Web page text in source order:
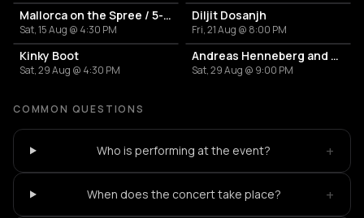
Mallorca on the Spree / 5-hour party boat tour
Sat, 15 Aug @ 4:30 PM
Diljit Dosanjh
Fri, 21 Aug @ 8:00 PM
Kinky Boot
Sat, 29 Aug @ 4:30 PM
Andreas Henneberg and BETH LYDI
Sat, 29 Aug @ 9:00 PM
COMMON QUESTIONS
Who is performing at the event? +
When does the concert take place? +